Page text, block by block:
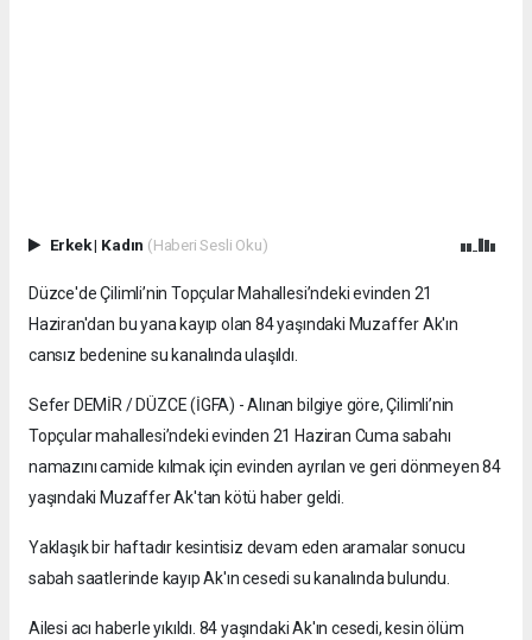
Erkek| Kadın (Haberi Sesli Oku)
Düzce'de Çilimli’nin Topçular Mahallesi’ndeki evinden 21
Haziran'dan bu yana kayıp olan 84 yaşındaki Muzaffer Ak'ın
cansız bedenine su kanalında ulaşıldı.
Sefer DEMİR / DÜZCE (İGFA) - Alınan bilgiye göre, Çilimli’nin
Topçular mahallesi’ndeki evinden 21 Haziran Cuma sabahı
namazını camide kılmak için evinden ayrılan ve geri dönmeyen 84
yaşındaki Muzaffer Ak'tan kötü haber geldi.
Yaklaşık bir haftadır kesintisiz devam eden aramalar sonucu
sabah saatlerinde kayıp Ak'ın cesedi su kanalında bulundu.
Ailesi acı haberle yıkıldı. 84 yaşındaki Ak'ın cesedi, kesin ölüm